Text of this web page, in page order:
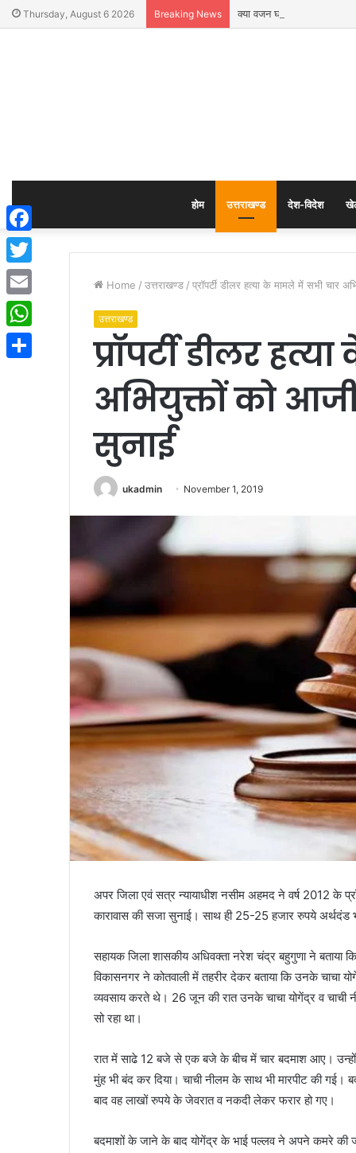
Thursday, August 6 2026 Breaking News क्या वजन घटाने के लिए रोटी
होम उत्तराखण्ड देश-विदेश
Home / उत्तराखण्ड / प्रॉपर्टी डीलर हत्या के मामले में सभी चार
उत्तराखण्ड
प्रॉपर्टी डीलर
अभियुक्तों को
सुनाई
ukadmin November 1, 2019
अपर जिला एवं सत्र न्यायाधीश नसीम अहमद ने वर्ष 2012 के
कारावास की सजा सुनाई। साथ ही 25-25 हजार रुपये अर्थदंड
सहायक जिला शासकीय अधिवक्ता नरेश चंद्र बहुगुणा ने बताया
विकासनगर ने कोतवाली में तहरीर देकर बताया कि उनके चाचा
व्यवसाय करते थे। 26 जून की रात उनके चाचा योगेंद्र व
सो रहा था।
रात में साढे 12 बजे से एक बजे के बीच में चार बदमाश आए।
मुंह भी बंद कर दिया। चाची नीलम के साथ भी मारपीट की
बाद वह लाखों रुपये के जेवरात व नकदी लेकर फरार हो गए।
बदमाशों के जाने के बाद योगेंद्र के भाई पल्लव ने अपने कमरे की
Facebook
Twitter
Email
WhatsApp